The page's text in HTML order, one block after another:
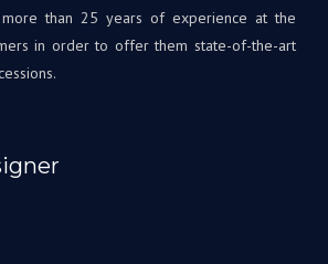
projet
première
Andrey
than 25 years of experience at the
in order to offer them state-of-the-art